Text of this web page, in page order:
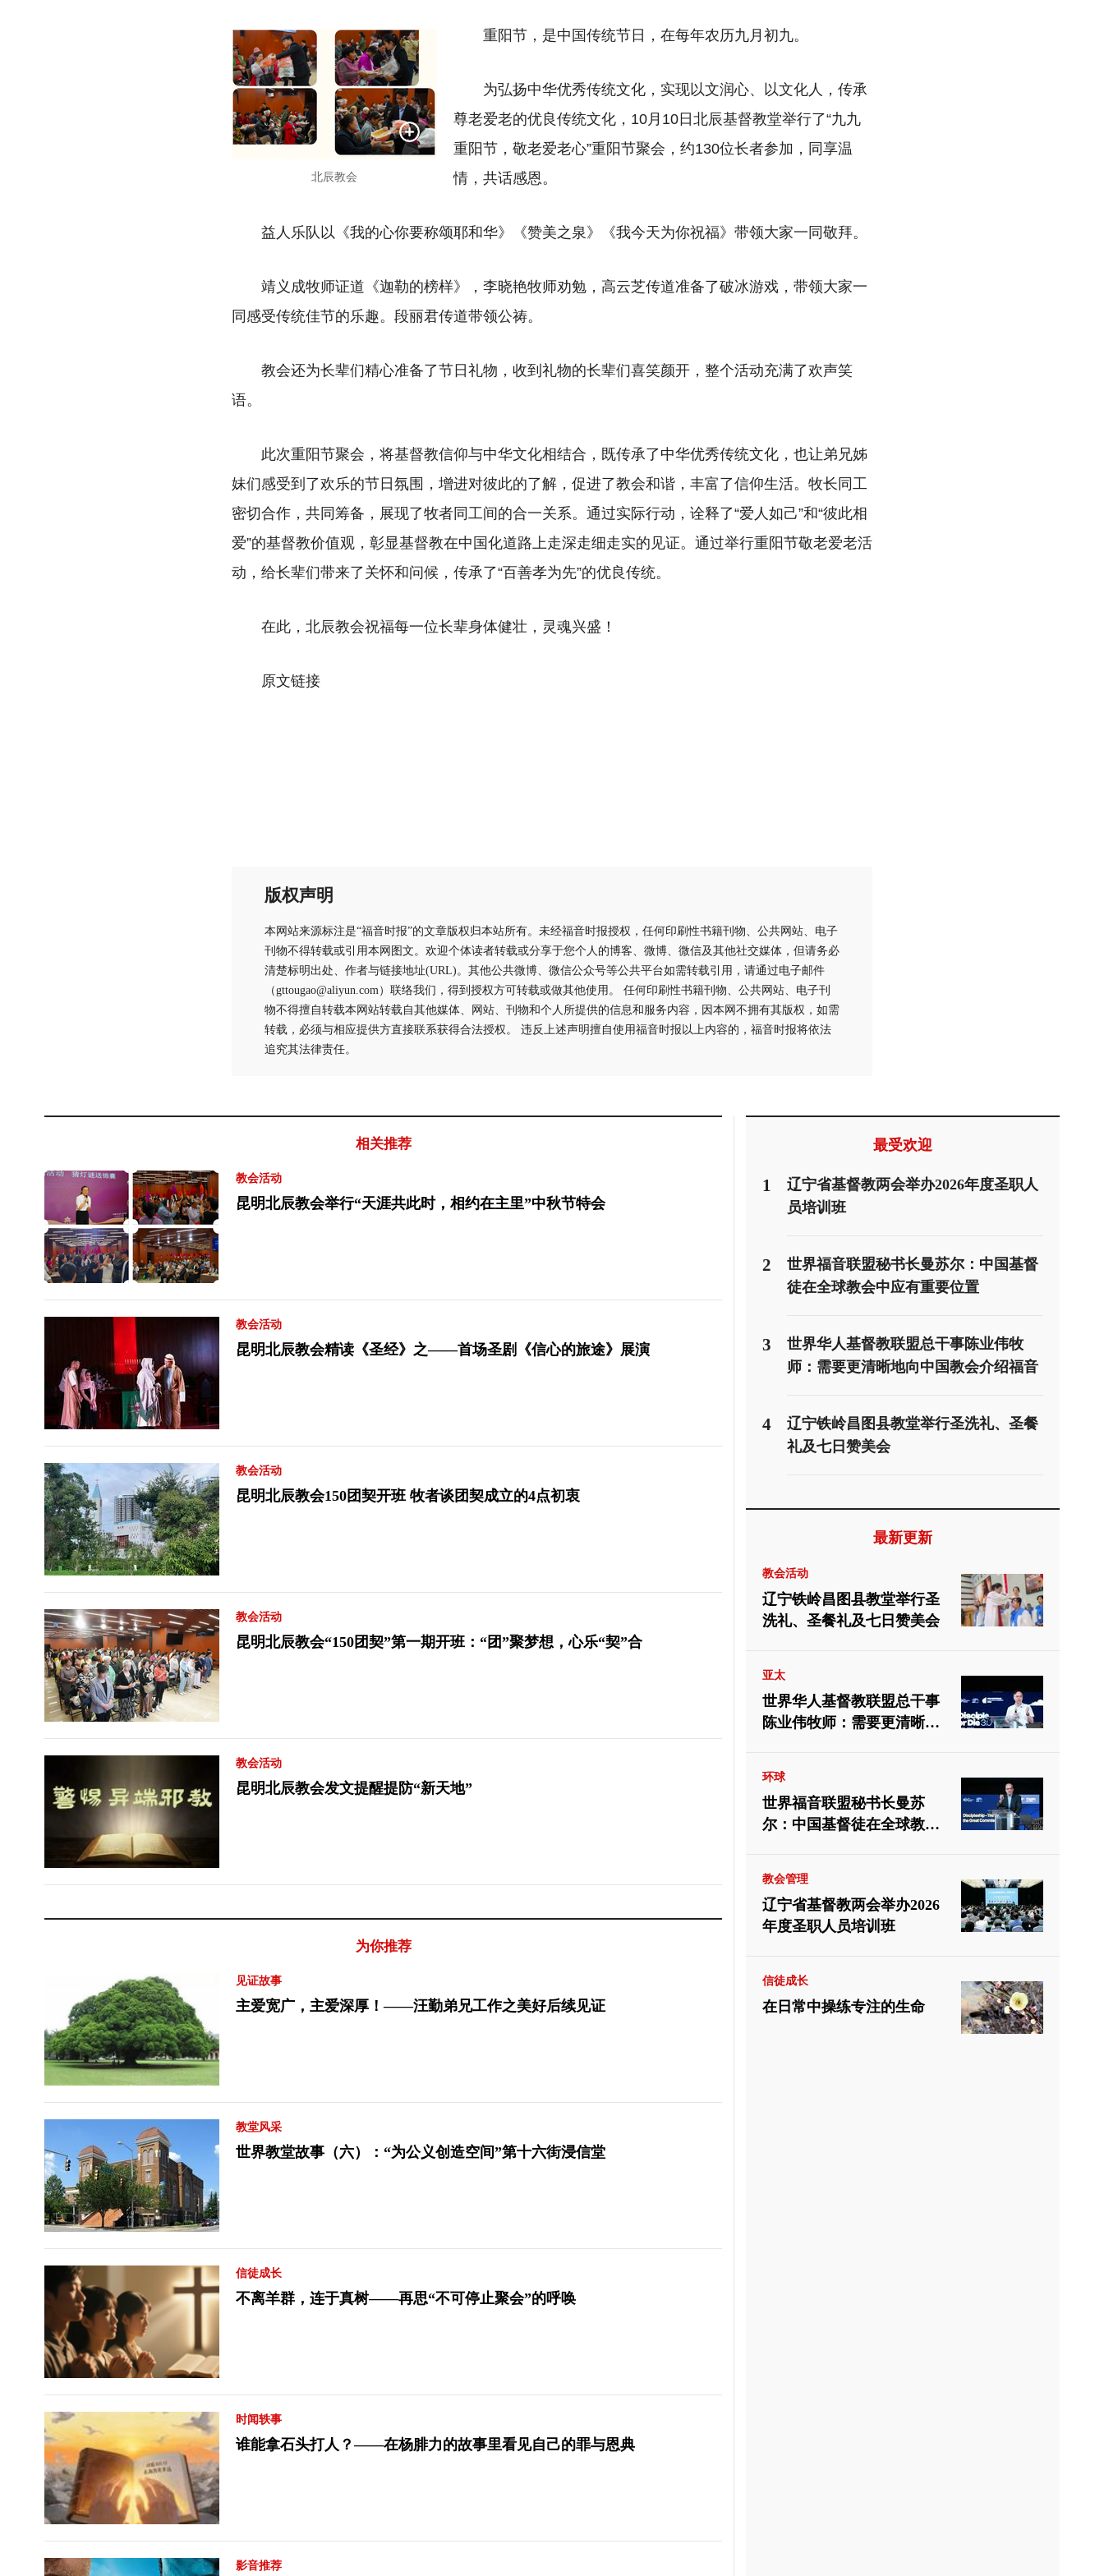
北辰教会
重阳节，是中国传统节日，在每年农历九月初九。
为弘扬中华优秀传统文化，实现以文润心、以文化人，传承
尊老爱老的优良传统文化，10月10日北辰基督教堂举行了“九九
重阳节，敬老爱老心”重阳节聚会，约130位长者参加，同享温
情，共话感恩。
益人乐队以《我的心你要称颂耶和华》《赞美之泉》《我今天为你祝福》带领大家一同敬拜。
靖义成牧师证道《迦勒的榜样》，李晓艳牧师劝勉，高云芝传道准备了破冰游戏，带领大家一
同感受传统佳节的乐趣。段丽君传道带领公祷。
教会还为长辈们精心准备了节日礼物，收到礼物的长辈们喜笑颜开，整个活动充满了欢声笑
语。
此次重阳节聚会，将基督教信仰与中华文化相结合，既传承了中华优秀传统文化，也让弟兄姊
妹们感受到了欢乐的节日氛围，增进对彼此的了解，促进了教会和谐，丰富了信仰生活。牧长同工
密切合作，共同筹备，展现了牧者同工间的合一关系。通过实际行动，诠释了“爱人如己”和“彼此相
爱”的基督教价值观，彰显基督教在中国化道路上走深走细走实的见证。通过举行重阳节敬老爱老活
动，给长辈们带来了关怀和问候，传承了“百善孝为先”的优良传统。
在此，北辰教会祝福每一位长辈身体健壮，灵魂兴盛！
原文链接
版权声明
本网站来源标注是“福音时报”的文章版权归本站所有。未经福音时报授权，任何印刷性书籍刊物、公共网站、电子
刊物不得转载或引用本网图文。欢迎个体读者转载或分享于您个人的博客、微博、微信及其他社交媒体，但请务必
清楚标明出处、作者与链接地址(URL)。其他公共微博、微信公众号等公共平台如需转载引用，请通过电子邮件
（gttougao@aliyun.com）联络我们，得到授权方可转载或做其他使用。 任何印刷性书籍刊物、公共网站、电子刊
物不得擅自转载本网站转载自其他媒体、网站、刊物和个人所提供的信息和服务内容，因本网不拥有其版权，如需
转载，必须与相应提供方直接联系获得合法授权。 违反上述声明擅自使用福音时报以上内容的，福音时报将依法
追究其法律责任。
相关推荐
教会活动
昆明北辰教会举行“天涯共此时，相约在主里”中秋节特会
教会活动
昆明北辰教会精读《圣经》之——首场圣剧《信心的旅途》展演
教会活动
昆明北辰教会150团契开班 牧者谈团契成立的4点初衷
教会活动
昆明北辰教会“150团契”第一期开班：“团”聚梦想，心乐“契”合
教会活动
昆明北辰教会发文提醒提防“新天地”
为你推荐
见证故事
主爱宽广，主爱深厚！——汪勤弟兄工作之美好后续见证
教堂风采
世界教堂故事（六）：“为公义创造空间”第十六街浸信堂
信徒成长
不离羊群，连于真树——再思“不可停止聚会”的呼唤
时闻轶事
谁能拿石头打人？——在杨腓力的故事里看见自己的罪与恩典
影音推荐
最受欢迎
1
辽宁省基督教两会举办2026年度圣职人
员培训班
2
世界福音联盟秘书长曼苏尔：中国基督
徒在全球教会中应有重要位置
3
世界华人基督教联盟总干事陈业伟牧
师：需要更清晰地向中国教会介绍福音
4
辽宁铁岭昌图县教堂举行圣洗礼、圣餐
礼及七日赞美会
最新更新
教会活动
辽宁铁岭昌图县教堂举行圣
洗礼、圣餐礼及七日赞美会
亚太
世界华人基督教联盟总干事
陈业伟牧师：需要更清晰地
环球
世界福音联盟秘书长曼苏
尔：中国基督徒在全球教会
教会管理
辽宁省基督教两会举办2026
年度圣职人员培训班
信徒成长
在日常中操练专注的生命